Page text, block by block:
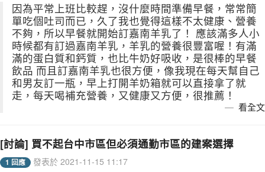
因為平常上班比較趕，沒什麼時間準備早餐，常常簡
單吃個吐司而已，久了我也覺得這樣不太健康、營養
不夠，所以早餐就開始訂嘉南羊乳了！ 應該滿多人小
時候都有訂過嘉南羊乳，羊乳的營養很豐富喔！有滿
滿的蛋白質和鈣質，也比牛奶好吸收，是很棒的早餐
飲品 而且訂嘉南羊乳也很方便，像我現在每天幫自己
和男友訂一瓶，早上打開羊奶箱就可以直接拿了就
走，每天喝補充營養，又健康又方便，很推薦！
看全文
[討論] 買不起台中市區但必須通勤市區的建案選擇
1 回應 發表於 2021-11-15 11:17